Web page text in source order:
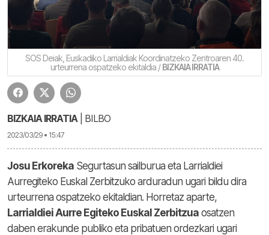
SOS Deiak, Euskadiko Larrialdiak Koordinatzeko Zentroaren 40.
urteurrena ospatzeko ekitaldia /BIZKAIA IRRATIA
BIZKAIA IRRATIA | BILBO
2023/03/29 • 15:47
Josu Erkoreka Segurtasun sailburua eta Larrialdiei
Aurregiteko Euskal Zerbitzuko arduradun ugari bildu dira
urteurrena ospatzeko ekitaldian. Horretaz aparte,
Larrialdiei Aurre Egiteko Euskal Zerbitzua osatzen
daben erakunde publiko eta pribatuen ordezkari ugari